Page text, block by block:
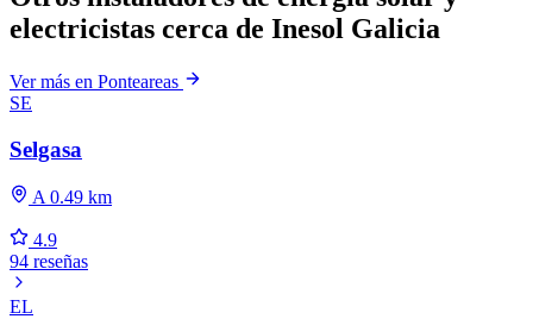
electricistas cerca de Inesol Galicia
Ver más en Ponteareas
SE
Selgasa
A 0.49 km
4.9
94 reseñas
EL